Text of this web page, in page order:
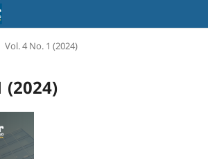
Vol. 4 No. 1 (2024)
(2024)